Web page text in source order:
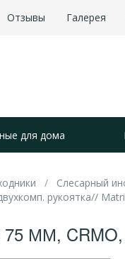
Отзывы Галерея
для дома
Слесарный
рукоятка//
75 ММ,